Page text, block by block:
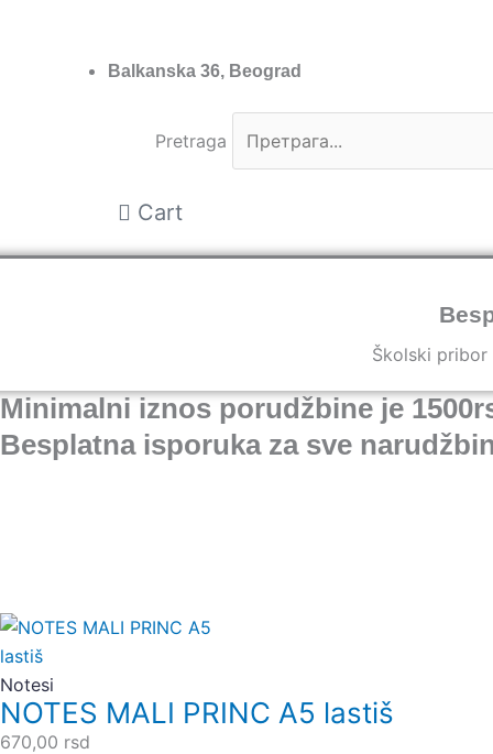
Balkanska 36, Beograd
Pretraga
Cart
Školski pribor
Minimalni iznos porudžbine je
Besplatna isporuka za sve
Notesi
NOTES MALI PRINC A5 lastiš
670,00 rsd